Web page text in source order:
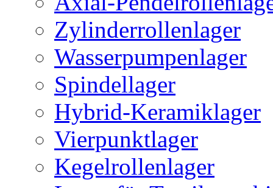
Zylinderrollenlager
Wasserpumpenlager
Spindellager
Hybrid-Keramiklager
Vierpunktlager
Kegelrollenlager